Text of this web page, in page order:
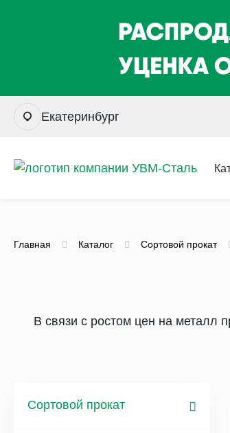
Екатеринбург
Главная Каталог Сортовой прокат
В связи с ростом цен на металл
Сортовой прокат